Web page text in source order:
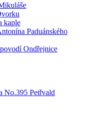
kaple
Paduánského
Ondřejnice
No.395 Petřvald